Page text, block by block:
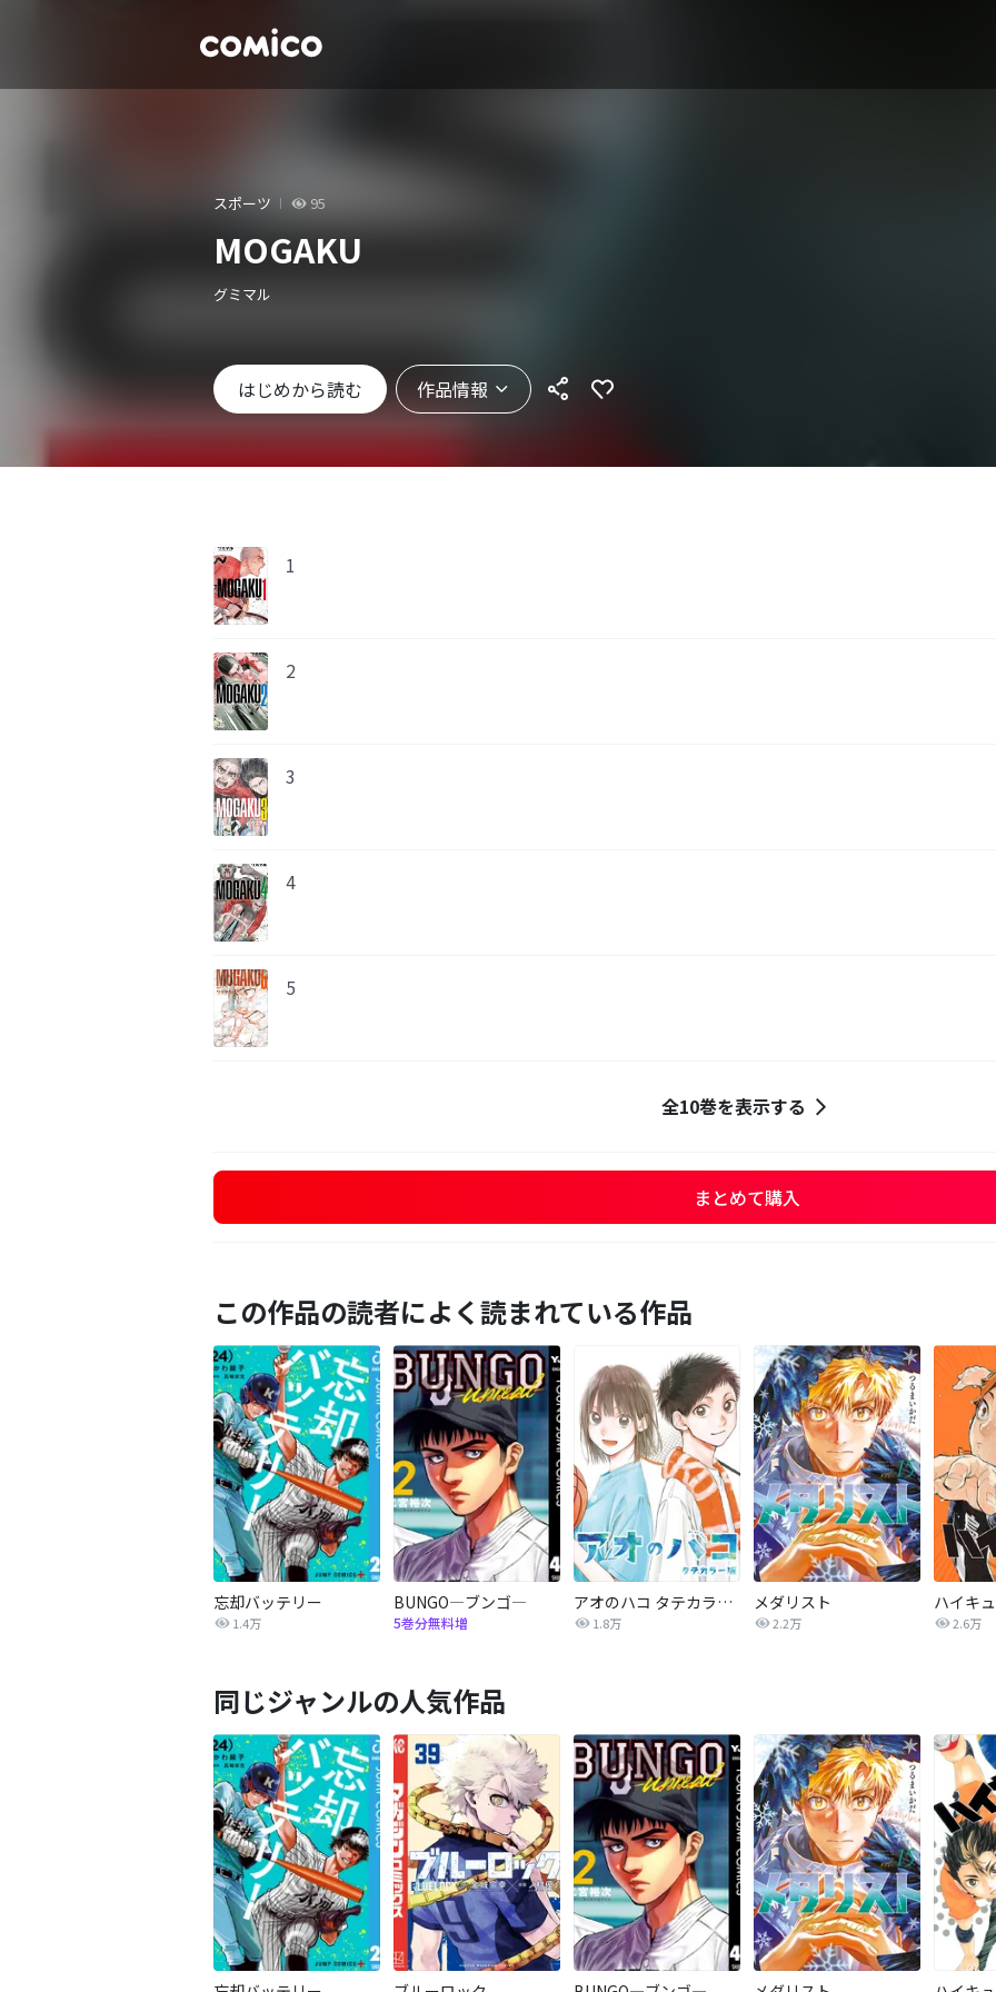
スポーツ 95
MOGAKU
グミマル
はじめから読む 作品情報
1
2
3
4
5
全10巻を表示する
まとめて購入
この作品の読者によく読まれている作品
忘却バッテリー
1.4万
BUNGO―ブンゴ―
5巻分無料増
アオのハコ タテカラー版【タテヨミ】
1.8万
メダリスト
2.2万 2.6万
同じジャンルの人気作品